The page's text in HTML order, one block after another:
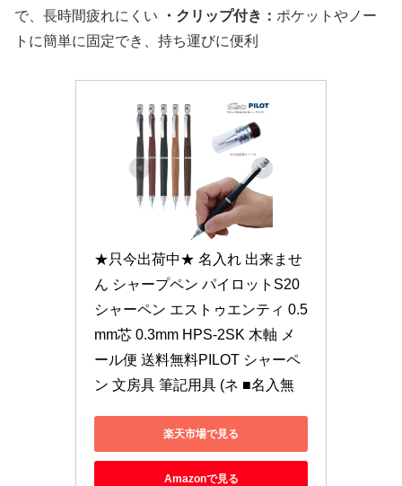
で、長時間疲れにくい
・クリップ付き： ポケットやノー
トに簡単に固定でき、持ち運びに便利
★只今出荷中★ 名入れ 出来ませ
ん シャープペン パイロットS20
シャーペン エストゥエンティ 0.5
mm芯 0.3mm HPS-2SK 木軸 メ
ール便 送料無料PILOT シャーペ
ン 文房具 筆記用具 (ネ ■名入無
楽天市場で見る
Amazonで見る